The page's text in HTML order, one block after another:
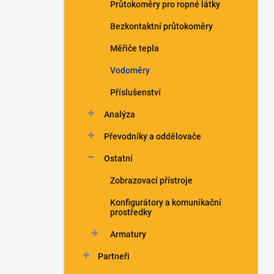
Průtokoměry pro ropné látky
Bezkontaktní průtokoměry
Měřiče tepla
Vodoměry
Příslušenství
Analýza
Převodníky a oddělovače
Ostatní
Zobrazovací přístroje
Konfigurátory a komunikační
prostředky
Armatury
Partneři